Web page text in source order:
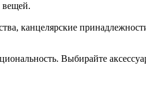
вещей.
канцелярские
Выбирайте